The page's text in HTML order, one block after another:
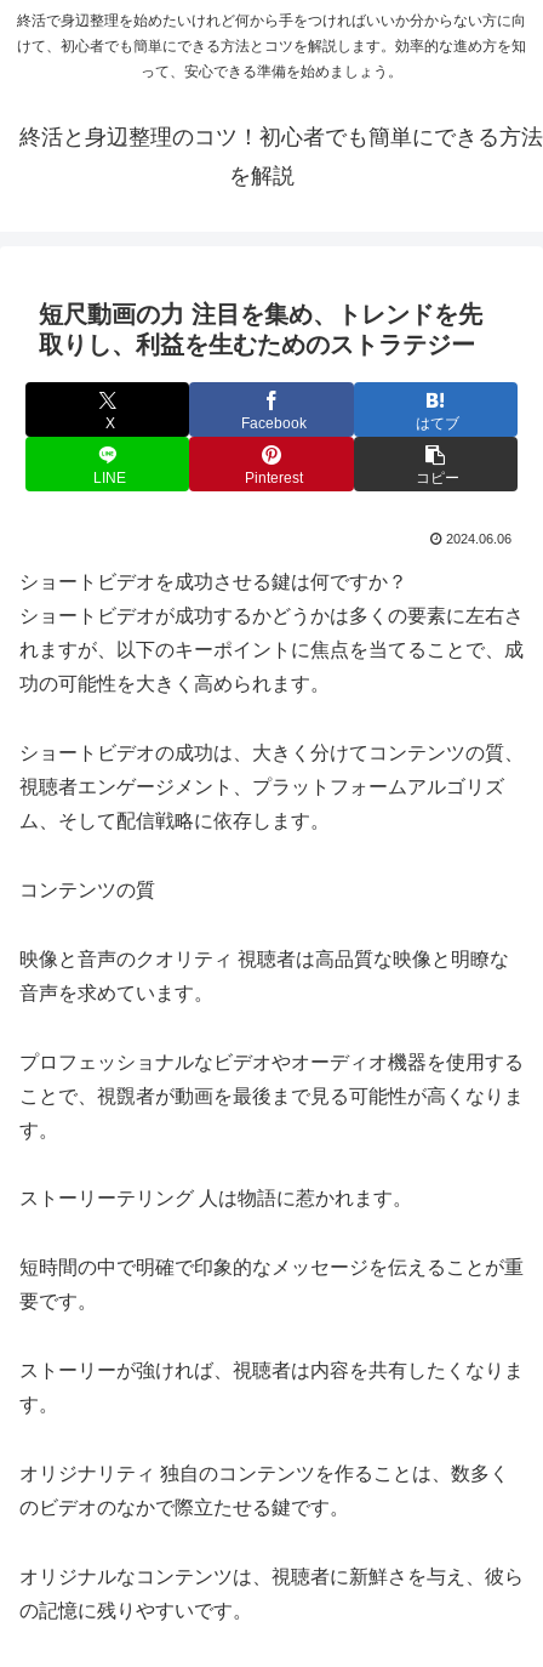
終活で身辺整理を始めたいけれど何から手をつければいいか分からない方に向
けて、初心者でも簡単にできる方法とコツを解説します。効率的な進め方を知
って、安心できる準備を始めましょう。
終活と身辺整理のコツ！初心者でも簡単にできる方法
を解説
短尺動画の力 注目を集め、トレンドを先
取りし、利益を生むためのストラテジー
X Facebook はてブ
LINE Pinterest コピー
2024.06.06
ショートビデオを成功させる鍵は何ですか？
ショートビデオが成功するかどうかは多くの要素に左右さ
れますが、以下のキーポイントに焦点を当てることで、成
功の可能性を大きく高められます。
ショートビデオの成功は、大きく分けてコンテンツの質、
視聴者エンゲージメント、プラットフォームアルゴリズ
ム、そして配信戦略に依存します。
コンテンツの質
映像と音声のクオリティ 視聴者は高品質な映像と明瞭な
音声を求めています。
プロフェッショナルなビデオやオーディオ機器を使用する
ことで、視覴者が動画を最後まで見る可能性が高くなりま
す。
ストーリーテリング 人は物語に惹かれます。
短時間の中で明確で印象的なメッセージを伝えることが重
要です。
ストーリーが強ければ、視聴者は内容を共有したくなりま
す。
オリジナリティ 独自のコンテンツを作ることは、数多く
のビデオのなかで際立たせる鍵です。
オリジナルなコンテンツは、視聴者に新鮮さを与え、彼ら
の記憶に残りやすいです。